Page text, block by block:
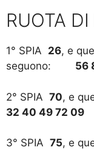
RUOTA
1° SPIA 26, e
seguono: 56
2° SPIA 70, e
32 40 49 72 09
3° SPIA 75, e